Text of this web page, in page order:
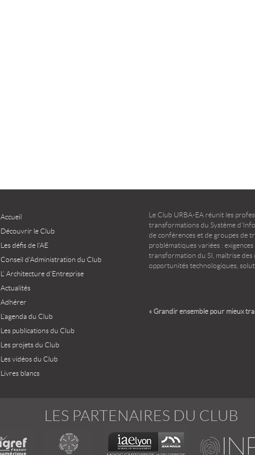
Accueil
Découvrir le Club
Les défis de l’AE
Conseil d’Administration du Club
L’ Architecture d’Entreprise
Actualités
Adhérer
L’agenda du Club
Les publications du Club
Les projets du Club
Les vidéos du Club
Livres blancs
Le Club URBA-EA réunit les
transformations du Système
de conférences et de groupes de
problématiques variées :
transformation du SI, maîtrise des
opportunités technologiques,
« Grandir ensemble pour mieux
LES PARTENAIRES DU CLUB